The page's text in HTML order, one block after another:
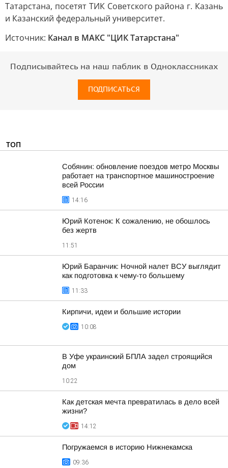
Татарстана, посетят ТИК Советского района г. Казань
и Казанский федеральный университет.
Источник: Канал в МАКС "ЦИК Татарстана"
Подписывайтесь на наш паблик в Одноклассниках
ПОДПИСАТЬСЯ
ТОП
Собянин: обновление поездов метро Москвы
работает на транспортное машиностроение
всей России
14:16
Юрий Котенок: К сожалению, не обошлось
без жертв
11:51
Юрий Баранчик: Ночной налет ВСУ выглядит
как подготовка к чему-то большему
11:33
Кирпичи, идеи и большие истории
10:08
В Уфе украинский БПЛА задел строящийся
дом
10:22
Как детская мечта превратилась в дело всей
жизни?
14:12
Погружаемся в историю Нижнекамска
09:36